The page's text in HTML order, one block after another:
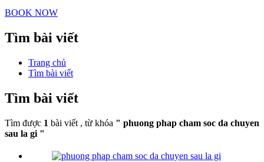
BOOK NOW
Tìm bài viết
Trang chủ
Tìm bài viết
Tìm bài viết
Tìm được 1 bài viết , từ khóa " phuong phap cham soc da chuyen
sau la gi "